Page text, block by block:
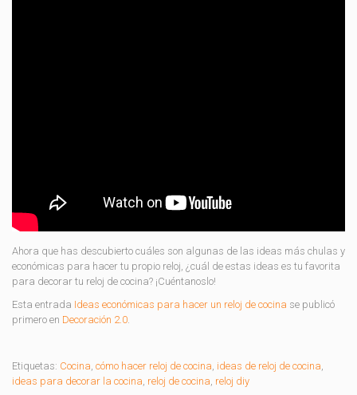
Ahora que has descubierto cuáles son algunas de las ideas más chulas y
económicas para hacer tu propio reloj, ¿cuál de estas ideas es tu favorita
para decorar tu reloj de cocina? ¡Cuéntanoslo!
Esta entrada Ideas económicas para hacer un reloj de cocina se publicó
primero en Decoración 2.0.
Etiquetas: Cocina, cómo hacer reloj de cocina, ideas de reloj de cocina,
ideas para decorar la cocina, reloj de cocina, reloj diy